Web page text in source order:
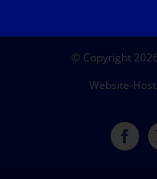
© Copyright
Website-